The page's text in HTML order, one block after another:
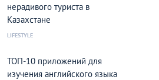
нерадивого туриста в
Казахстане
LIFESTYLE
ТОП-10 приложений для
изучения английского языка